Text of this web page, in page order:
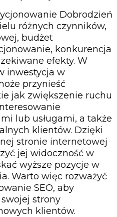
Dobrodzień
różnych czynników,
budżet
konkurencja
efekty. W
inwestycja w
przynieść
jak zwiększenie ruchu
lub usługami, a także
klientów. Dzięki
stronie internetowej
jej widoczność w
wyższe pozycje w
Warto więc rozważyć
SEO, aby
strony
klientów.